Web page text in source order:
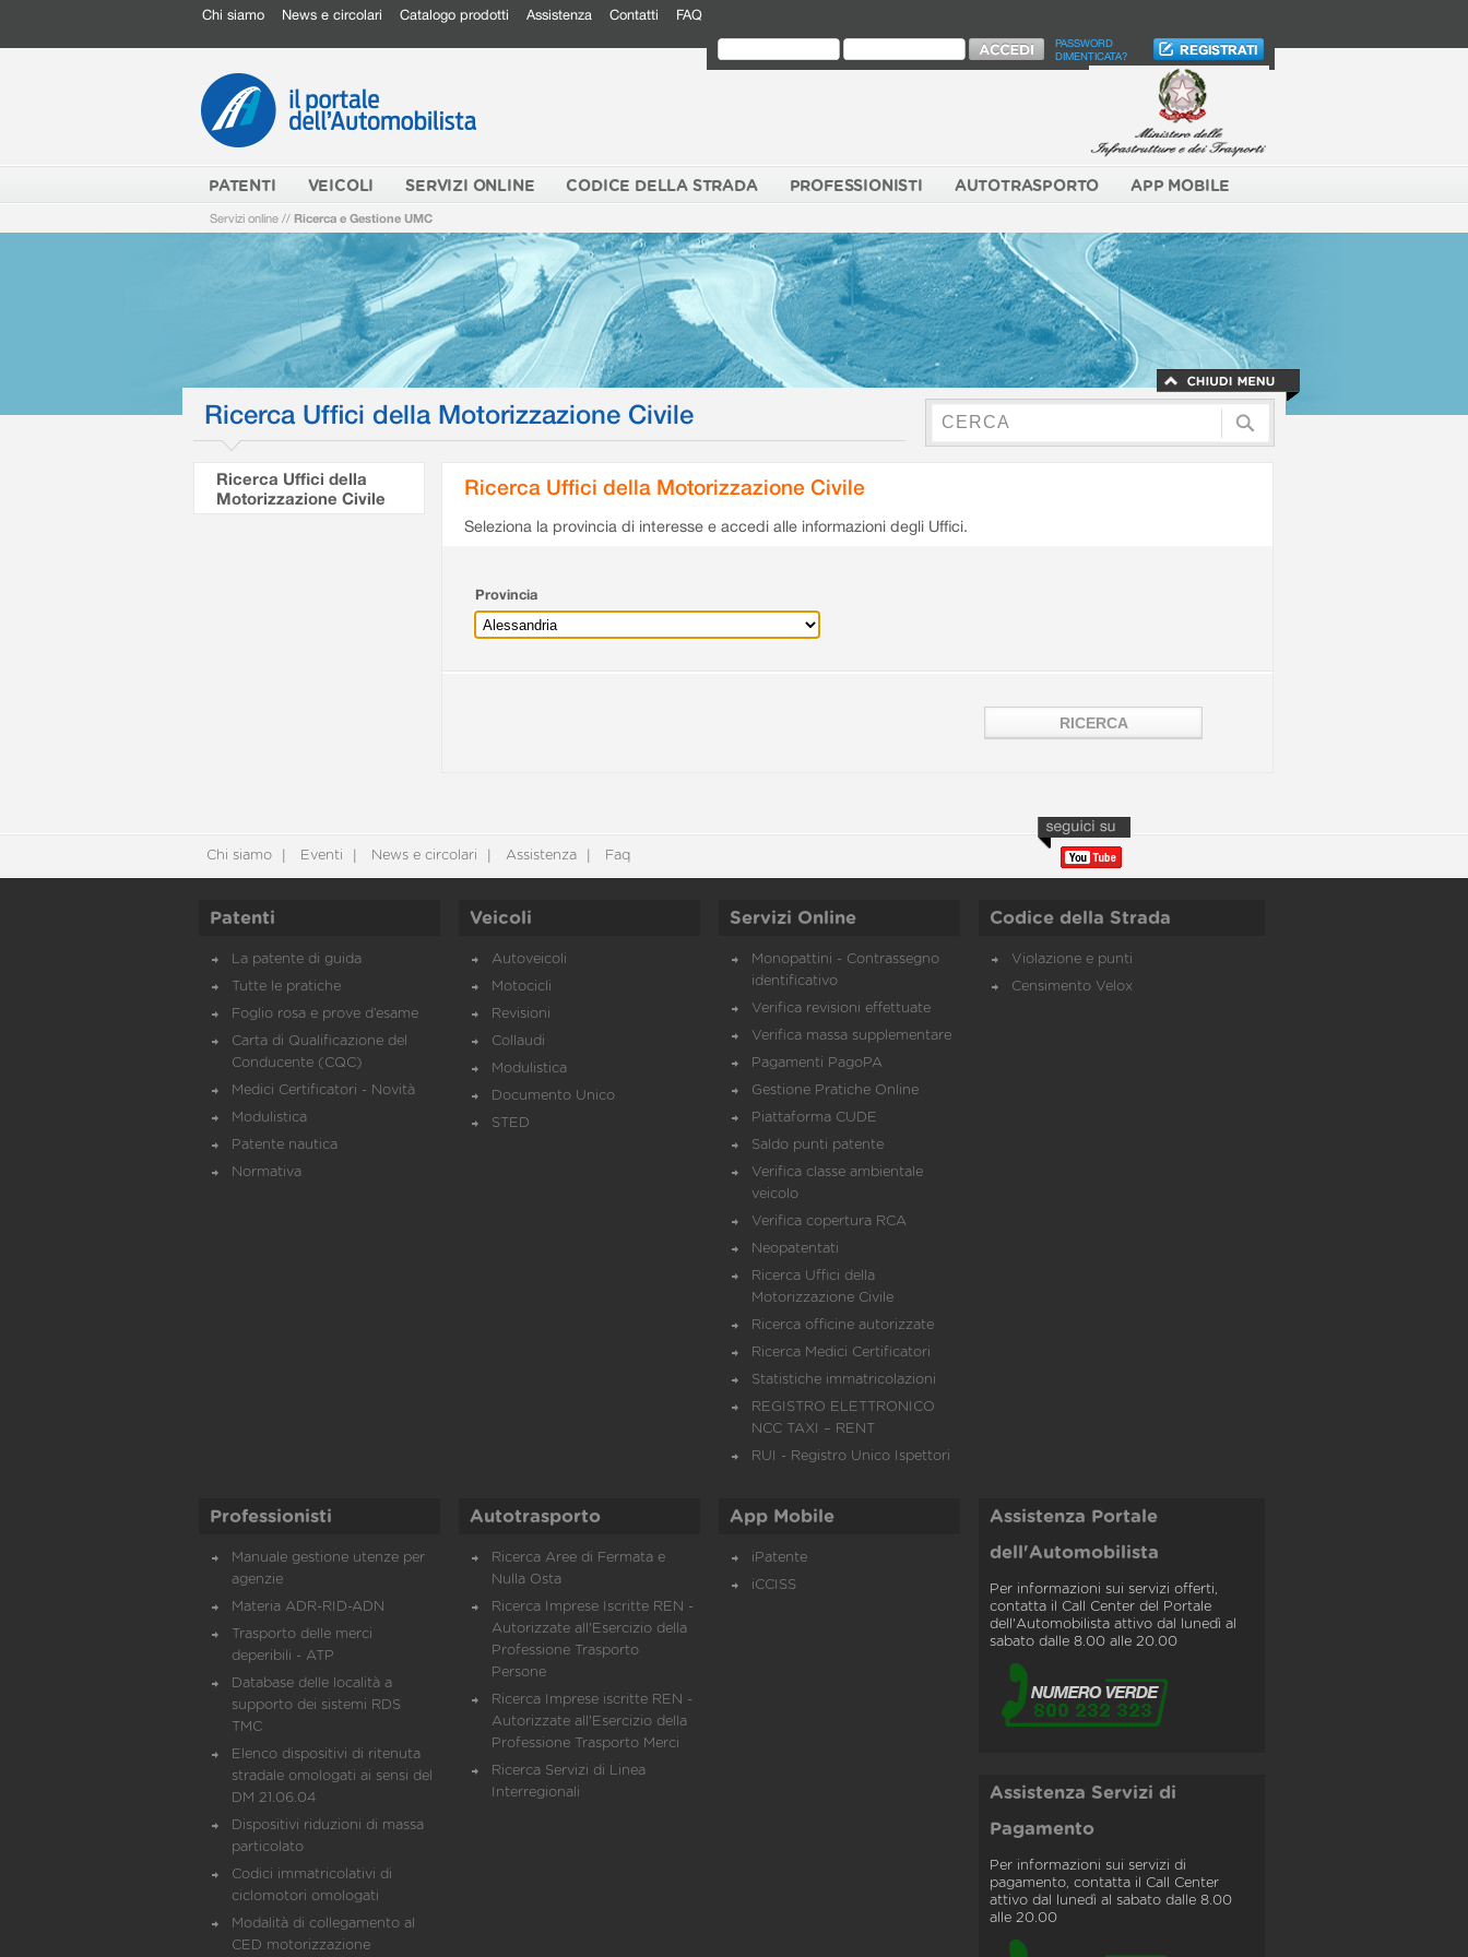
Chi siamo News e circolari Catalogo prodotti Assistenza Contatti FAQ
PASSWORD
DIMENTICATA?
PATENTI VEICOLI SERVIZI ONLINE CODICE DELLA STRADA PROFESSIONISTI AUTOTRASPORTO APP MOBILE
Servizi online // Ricerca e Gestione UMC
Ricerca Uffici della Motorizzazione Civile
Ricerca Uffici della
Motorizzazione Civile
Ricerca Uffici della Motorizzazione Civile
Seleziona la provincia di interesse e accedi alle informazioni degli Uffici.
Provincia
Chi siamo Eventi News e circolari Assistenza Faq
Patenti
La patente di guida
Tutte le pratiche
Foglio rosa e prove d’esame
Carta di Qualificazione del
Conducente (CQC)
Medici Certificatori - Novità
Modulistica
Patente nautica
Normativa
Veicoli
Autoveicoli
Motocicli
Revisioni
Collaudi
Modulistica
Documento Unico
STED
Servizi Online
Monopattini - Contrassegno
identificativo
Verifica revisioni effettuate
Verifica massa supplementare
Pagamenti PagoPA
Gestione Pratiche Online
Piattaforma CUDE
Saldo punti patente
Verifica classe ambientale
veicolo
Verifica copertura RCA
Neopatentati
Ricerca Uffici della
Motorizzazione Civile
Ricerca officine autorizzate
Ricerca Medici Certificatori
Statistiche immatricolazioni
REGISTRO ELETTRONICO
NCC TAXI – RENT
RUI - Registro Unico Ispettori
Codice della Strada
Violazione e punti
Censimento Velox
Professionisti
Manuale gestione utenze per
agenzie
Materia ADR-RID-ADN
Trasporto delle merci
deperibili - ATP
Database delle località a
supporto dei sistemi RDS
TMC
Elenco dispositivi di ritenuta
stradale omologati ai sensi del
DM 21.06.04
Dispositivi riduzioni di massa
particolato
Codici immatricolativi di
ciclomotori omologati
Modalità di collegamento al
CED motorizzazione
Autotrasporto
Ricerca Aree di Fermata e
Nulla Osta
Ricerca Imprese Iscritte REN -
Autorizzate all'Esercizio della
Professione Trasporto
Persone
Ricerca Imprese iscritte REN -
Autorizzate all'Esercizio della
Professione Trasporto Merci
Ricerca Servizi di Linea
Interregionali
App Mobile
iPatente
iCCISS
Assistenza Portale
dell'Automobilista
Per informazioni sui servizi offerti,
contatta il Call Center del Portale
dell'Automobilista attivo dal lunedì al
sabato dalle 8.00 alle 20.00
Assistenza Servizi di
Pagamento
Per informazioni sui servizi di
pagamento, contatta il Call Center
attivo dal lunedì al sabato dalle 8.00
alle 20.00